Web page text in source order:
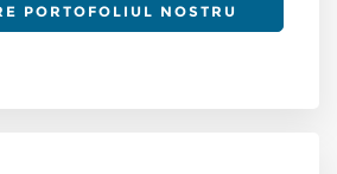
PORTOFOLIUL NOSTRU